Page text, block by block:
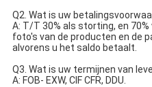
Q2. Wat is uw
A: T/T 30% als storting, en 70%
foto's van de producten en de
alvorens u het saldo betaalt.
Q3. Wat is uw termijnen van
A: FOB- EXW, CIF CFR, DDU.